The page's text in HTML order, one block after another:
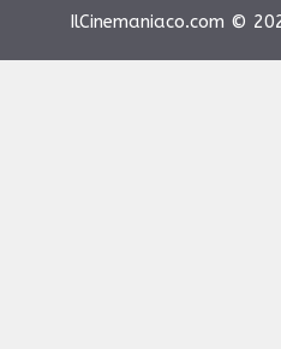
IlCinemaniaco.com ©